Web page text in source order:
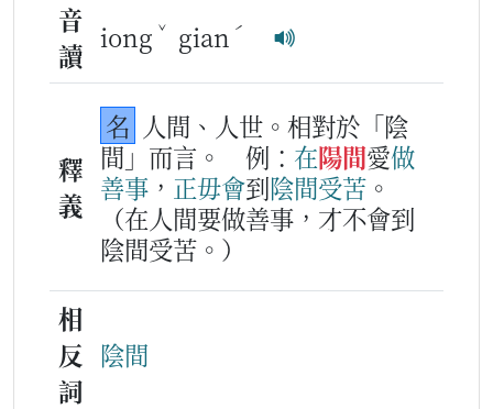
音
讀
iong ˇ gian ˊ
釋
義
名 人間、人世。相對於「陰
間」而言。
例： 在陽間愛做
善事 ， 正毋會到陰間受苦 。
（在人間要做善事，才不會到
陰間受苦。）
相
反
詞
陰間